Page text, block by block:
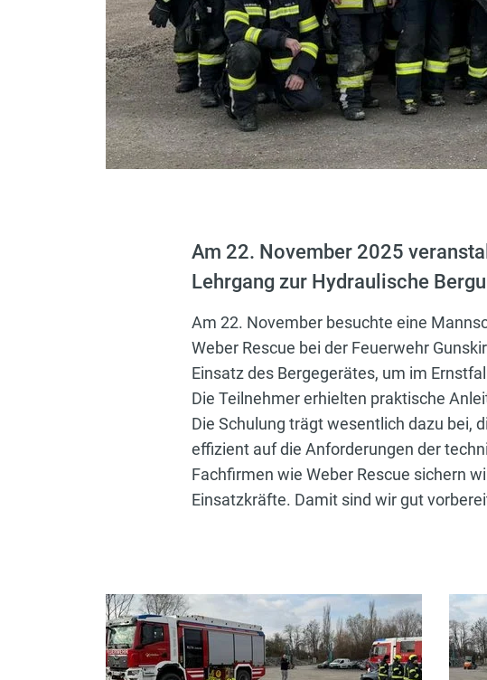
Am 22. November 2025
Lehrgang zur Hydraulische
Am 22. November besuchte eine
Weber Rescue bei der Feuerwehr
Einsatz des Bergegerätes, um im
Die Teilnehmer erhielten praktische
Die Schulung trägt wesentlich dazu bei,
effizient auf die Anforderungen der
Fachfirmen wie Weber Rescue sichern
Einsatzkräfte. Damit sind wir gut